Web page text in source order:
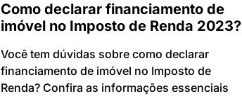
Como declarar financiamento de
imóvel no Imposto de Renda 2023?
Você tem dúvidas sobre como declarar
financiamento de imóvel no Imposto de
Renda? Confira as informações essenciais